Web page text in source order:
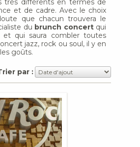
très différents en termes de
et de cadre. Avec le choix
que chacun trouvera le
du brunch concertqui
et qui saura combler toutes
jazz, rock ou soul, il y en
goûts.
par :